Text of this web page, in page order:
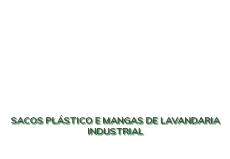
SACOS PLÁSTICO E MANGAS DE LAVANDARIA
INDUSTRIAL